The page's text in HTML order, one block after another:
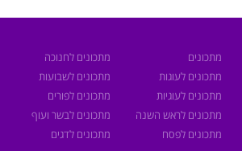
מתכונים
מתכונים לעוגות
מתכונים לעוגיות
מתכונים לראש השנה
מתכונים לפסח
מתכונים לחנוכה
מתכונים לשבועות
מתכונים לפורים
מתכונים לבשר ועוף
מתכונים לדגים